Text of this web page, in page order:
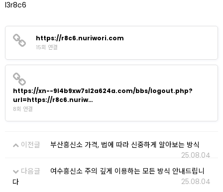
l3r8c6
https://r8c6.nuriwori.com
15회 연결
https://xn--9l4b9xw7sl2a624a.com/bbs/logout.php?
url=https://r8c6.nuriw…
8회 연결
이전글
부산흥신소 가격, 법에 따라 신중하게 알아보는 방식
25.08.04
다음글
여수흥신소 주의 깊게 이용하는 모든 방식 안내드립니
다
25.08.04